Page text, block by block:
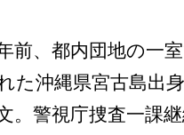
前、都内団地の一
た沖縄県宮古島出
。警視庁捜査一課